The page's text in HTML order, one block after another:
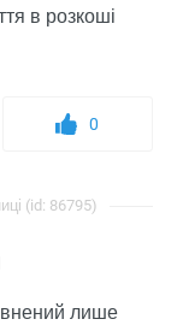
в розкоші
0
(id: 86795)
лише